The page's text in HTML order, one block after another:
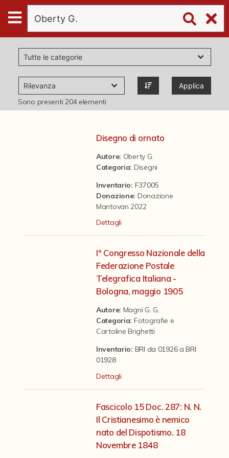
Digital
Humanities
Donazioni
Pubblicazioni
Il progetto Digital Humanities
Applica
Sono presenti204elementi
Disegno di ornato
Autore: Oberty G.
Categoria: Disegni
Inventario: F37005
Donazione: Donazione
Mantovan 2022
Dettagli
I° Congresso Nazionale della
Federazione Postale
Telegrafica Italiana -
Bologna, maggio 1905
Autore: Magni G. G.
Categoria: Fotografie e
Cartoline Brighetti
Inventario: BRI da 01926 a BRI
01928
Dettagli
Fascicolo 15 Doc. 287: N. N.
Il Cristianesimo è nemico
nato del Dispotismo. 18
Novembre 1848